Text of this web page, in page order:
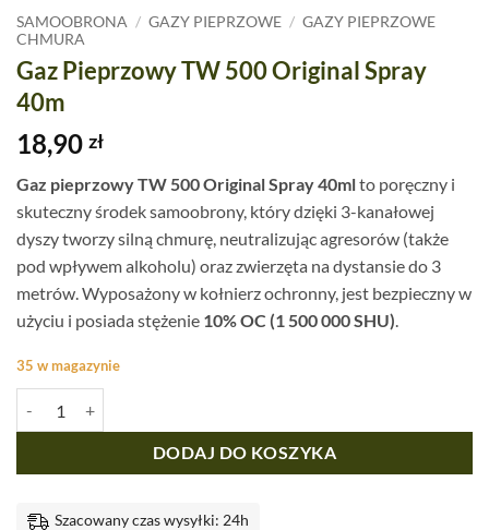
SAMOOBRONA / GAZY PIEPRZOWE / GAZY PIEPRZOWE
CHMURA
Gaz Pieprzowy TW 500 Original Spray
40m
18,90 zł
Gaz pieprzowy TW 500 Original Spray 40mlto poręczny i
skuteczny środek samoobrony, który dzięki 3-kanałowej
dyszy tworzy silną chmurę, neutralizując agresorów (także
pod wpływem alkoholu) oraz zwierzęta na dystansie do 3
metrów. Wyposażony w kołnierz ochronny, jest bezpieczny w
użyciu i posiada stężenie 10% OC (1 500 000 SHU).
35 w magazynie
DODAJ DO KOSZYKA
Szacowany czas wysyłki: 24h